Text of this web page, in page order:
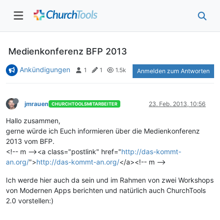
Medienkonferenz BFP 2013
Ankündigungen 1 1 1.5k Anmelden zum Antworten
jmrauen CHURCHTOOLSMITARBEITER 23. Feb. 2013, 10:56
Hallo zusammen,
gerne würde ich Euch informieren über die Medienkonferenz
2013 vom BFP.
<!-- m --><a class="postlink" href="http://das-kommt-
an.org/">http://das-kommt-an.org/</a><!-- m -->
Ich werde hier auch da sein und im Rahmen von zwei Workshops
von Modernen Apps berichten und natürlich auch ChurchTools
2.0 vorstellen:)